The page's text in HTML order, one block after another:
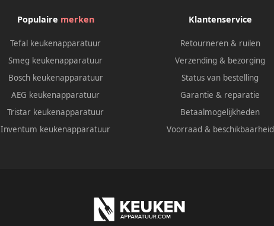
Populaire merken
Tefal keukenapparatuur
Smeg keukenapparatuur
Bosch keukenapparatuur
AEG keukenapparatuur
Tristar keukenapparatuur
Inventum keukenapparatuur
Klantenservice
Retourneren & ruilen
Verzending & bezorging
Status van bestelling
Garantie & reparatie
Betaalmogelijkheden
Voorraad & beschikbaarheid